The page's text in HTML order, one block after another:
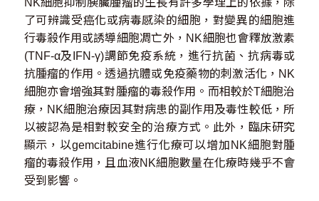
NK細胞抑制胰臟腫瘤的生長有許多學理上的依據，除
了可辨識受癌化或病毒感染的細胞，對變異的細胞進
行毒殺作用或誘導細胞凋亡外，NK細胞也會釋放激素
(TNF-α及IFN‑γ)調節免疫系統，進行抗菌、抗病毒或
抗腫瘤的作用。透過抗體或免疫藥物的刺激活化，NK
細胞亦會增強其對腫瘤的毒殺作用。而相較於T細胞治
療，NK細胞治療因其對病患的副作用及毒性較低，所
以被認為是相對較安全的治療方式。此外，臨床研究
顯示，以gemcitabine進行化療可以增加NK細胞對腫
瘤的毒殺作用，且血液NK細胞數量在化療時幾乎不會
受到影響。